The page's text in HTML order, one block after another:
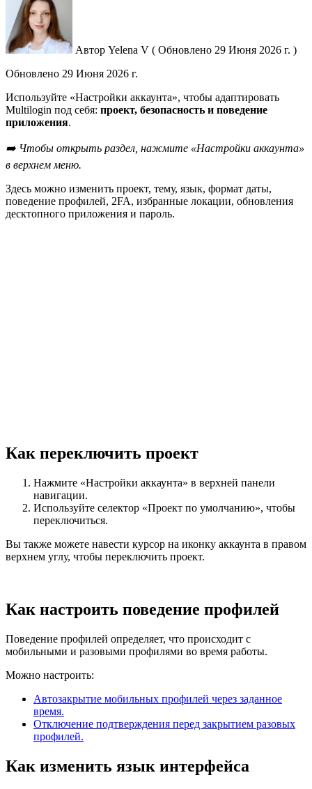
Автор Yelena V ( Обновлено 29 Июня 2026 г. )
Обновлено 29 Июня 2026 г.
Используйте «Настройки аккаунта», чтобы адаптировать
Multilogin под себя: проект, безопасность и поведение
приложения.
➡️ Чтобы открыть раздел, нажмите «Настройки аккаунта»
в верхнем меню.
Здесь можно изменить проект, тему, язык, формат даты,
поведение профилей, 2FA, избранные локации, обновления
десктопного приложения и пароль.
Как переключить проект
Нажмите «Настройки аккаунта» в верхней панели
навигации.
Используйте селектор «Проект по умолчанию», чтобы
переключиться.
Вы также можете навести курсор на иконку аккаунта в правом
верхнем углу, чтобы переключить проект.
Как настроить поведение профилей
Поведение профилей определяет, что происходит с
мобильными и разовыми профилями во время работы.
Можно настроить:
Автозакрытие мобильных профилей через заданное
время.
Отключение подтверждения перед закрытием разовых
профилей.
Как изменить язык интерфейса